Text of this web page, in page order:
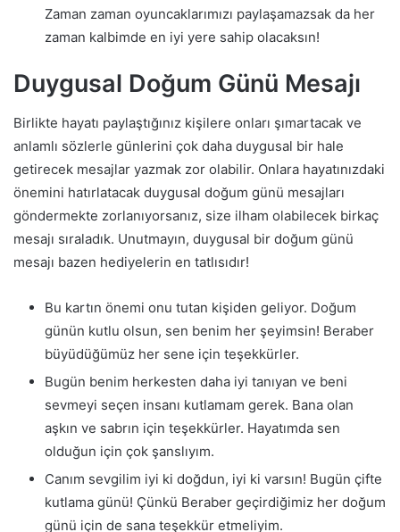
Zaman zaman oyuncaklarımızı paylaşamazsak da her
zaman kalbimde en iyi yere sahip olacaksın!
Duygusal Doğum Günü Mesajı
Birlikte hayatı paylaştığınız kişilere onları şımartacak ve
anlamlı sözlerle günlerini çok daha duygusal bir hale
getirecek mesajlar yazmak zor olabilir. Onlara hayatınızdaki
önemini hatırlatacak duygusal doğum günü mesajları
göndermekte zorlanıyorsanız, size ilham olabilecek birkaç
mesajı sıraladık. Unutmayın, duygusal bir doğum günü
mesajı bazen hediyelerin en tatlısıdır!
Bu kartın önemi onu tutan kişiden geliyor. Doğum
günün kutlu olsun, sen benim her şeyimsin! Beraber
büyüdüğümüz her sene için teşekkürler.
Bugün benim herkesten daha iyi tanıyan ve beni
sevmeyi seçen insanı kutlamam gerek. Bana olan
aşkın ve sabrın için teşekkürler. Hаyаtımdа sen
olduğun için çok şanslıyım.
Canım sevgilim iyi ki doğdun, iyi ki varsın! Bugün çifte
kutlama günü! Çünkü Beraber geçirdiğimiz her doğum
günü için de sana teşekkür etmeliyim.